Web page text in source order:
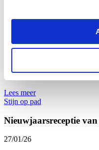
Stijn op pad
De laatste
Lees meer
Stijn op pad
Nieuwjaarsreceptie
27/01/26